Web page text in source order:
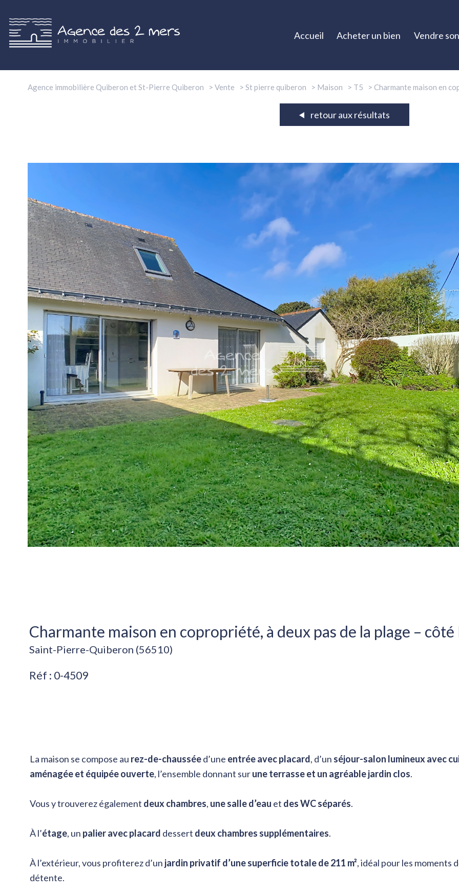
Accueil Acheter un bien Vendre
Agence immobilière Quiberon et St-Pierre Quiberon Vente St pierre quiberon Maison T5 Charmante maison en
retour aux résultats
Charmante maison en copropriété, à deux pas de la plage – côté
Saint-Pierre-Quiberon (56510)
Réf : 0-4509
La maison se compose au rez-de-chausséed’une entrée avec placard, d’un séjour-salon lumineux avec
aménagée et équipée ouverte, l’ensemble donnant surune terrasse et un agréable jardin clos.
Vous y trouverez également deux chambres, une salle d’eau et des WC séparés.
À l’étage, un palier avec placard dessert deux chambres supplémentaires.
À l’extérieur, vous profiterez d’un jardin privatif d’une superficie totale de 211 m², idéal pour les moments
détente.